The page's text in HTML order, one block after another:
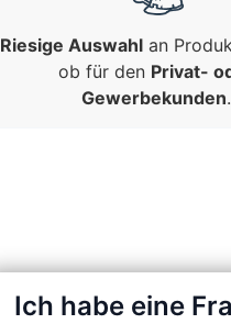
Riesige Auswahlan
ob für den Privat-
Gewerbekunden.
Ich habe eine